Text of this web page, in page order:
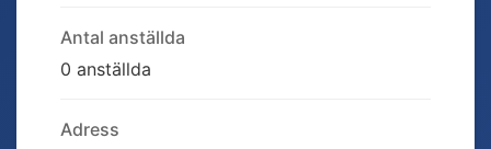
Antal anställda
0 anställda
Adress